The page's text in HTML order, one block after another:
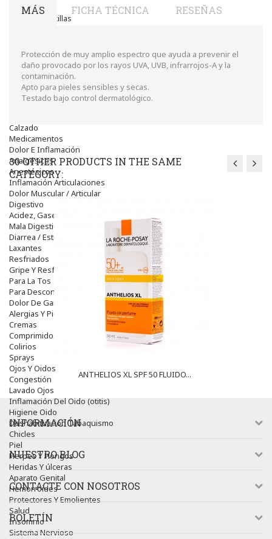
óptica
Líquidos Lentillas
Ortopedia - Accesorios
Movilidad
Vida Diaria
Miembro Superior
Tronco
Miembro Inferior
Calzado
Medicamentos
Dolor E Inflamación
Analgésicos
Anestésicos
Inflamación Articulaciones
Dolor Muscular / Articular
Digestivo
Acidez, Gases Y Ardores
Mala Digestion
Diarrea / Estreñimiento / Vómitos
Laxantes
Resfriados
Gripe Y Resfriados
Para La Tos
Para Descongestionar La Nariz
Dolor De Garganta
Alergias Y Picaduras
Cremas
Comprimidos
Colirios
Sprays
Ojos Y Oidos
Congestión
Lavado Ojos
Inflamación Del Oido (otitis)
Higiene Oido
Deshabituación Tabaquismo
Chicles
Piel
Herpes Y Hongos
Heridas Y úlceras
Aparato Genital
Hemorroides
Protectores Y Emolientes
Salud
Insomnio
Sistema Nervioso
MÁS FICHA TÉCNICA RESEÑAS
Protección de muy amplio espectro que ayuda a prevenir el
daño provocado por los rayos UVA, UVB, infrarrojos-A y la
contaminación.
Apto para pieles sensibles y secas.
Testado bajo control dermatológico.
30 OTHER PRODUCTS IN THE SAME
CATEGORY:
ANTHELIOS XL SPF 50 FLUIDO...
INFORMACIÓN
NUESTRO BLOG
CONTACTE CON NOSOTROS
BOLETÍN